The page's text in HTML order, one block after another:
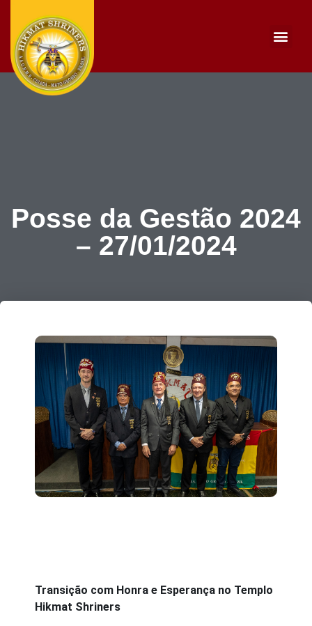
Posse da Gestão 2024
– 27/01/2024
Transição com Honra e Esperança no Templo
Hikmat Shriners